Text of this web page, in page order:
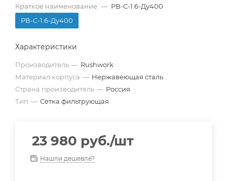
Краткое наименование — РВ-С-1.6-Ду400
РВ-С-1.6-Ду400
Характеристики
Производитель — Rushwork
Материал корпуса — Нержавеющая сталь
Страна производитель — Россия
Тип — Сетка фильтрующая
23 980 руб./шт
Нашли дешевле?